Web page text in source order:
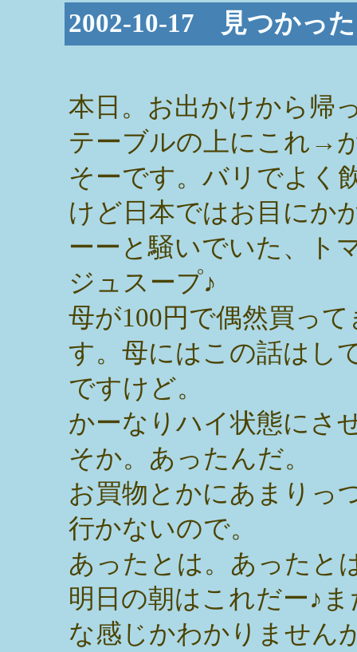
2002-10-17 見つかっ
本日。お出かけから帰
テーブルの上にこれ→
そーです。バリでよく
けど日本ではお目にか
ーーと騒いでいた、ト
ジュスープ♪
母が100円で偶然買っ
す。母にはこの話はし
ですけど。
かーなりハイ状態にさ
そか。あったんだ。
お買物とかにあまりっ
行かないので。
あったとは。あったと
明日の朝はこれだー♪
な感じかわかりません